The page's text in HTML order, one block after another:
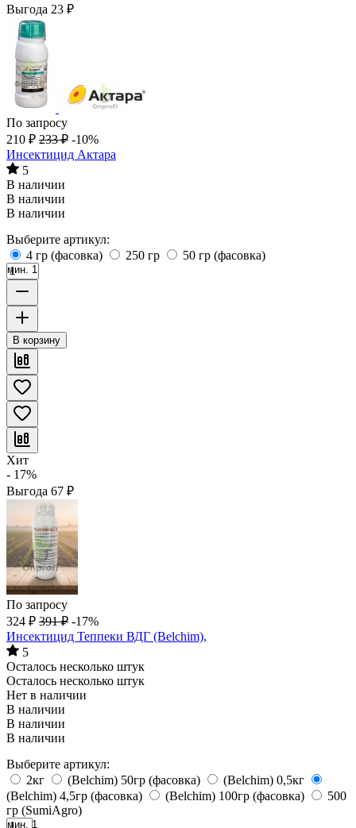
Выгода 23 ₽
По запросу
210 ₽ 233 ₽ -10%
Инсектицид Актара
5
В наличии
В наличии
В наличии
Выберите артикул:
4 гр (фасовка)
250 гр 50 гр (фасовка)
мин. 1
В корзину
Хит
- 17%
Выгода 67 ₽
По запросу
324 ₽ 391 ₽ -17%
Инсектицид Теппеки ВДГ (Belchim),
5
Осталось несколько штук
Осталось несколько штук
Нет в наличии
В наличии
В наличии
В наличии
Выберите артикул:
2кг
(Belchim) 50гр (фасовка)
(Belchim) 0,5кг
(Belchim) 4,5гр (фасовка)
(Belchim) 100гр (фасовка)
500
гр (SumiAgro)
мин. 1